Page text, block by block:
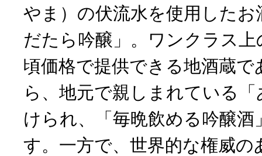
やま）の伏流水を使用した
だたら吟醸」。ワンクラス
頃価格で提供できる地酒蔵
ら、地元で親しまれている
けられ、「毎晩飲める吟醸酒
す。一方で、世界的な権威